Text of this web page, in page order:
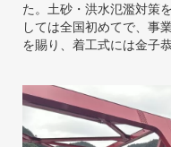
た。土砂・洪水氾濫対策
しては全国初めてで、事
を賜り、着工式には金子